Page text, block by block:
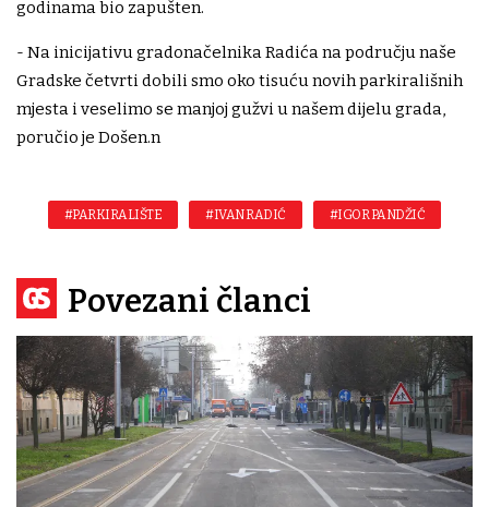
godinama bio zapušten.
- Na inicijativu gradonačelnika Radića na području naše
Gradske četvrti dobili smo oko tisuću novih parkirališnih
mjesta i veselimo se manjoj gužvi u našem dijelu grada,
poručio je Došen.n
#PARKIRALIŠTE #IVAN RADIĆ #IGOR PANDŽIĆ
Povezani članci